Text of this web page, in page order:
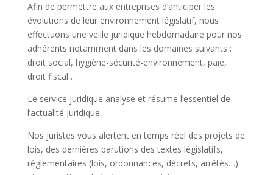
Afin de permettre aux entreprises d’anticiper les
évolutions de leur environnement législatif, nous
effectuons une veille juridique hebdomadaire pour nos
adhérents notamment dans les domaines suivants :
droit social, hygiène-sécurité-environnement, paie,
droit fiscal…
Le service juridique analyse et résume l’essentiel de
l’actualité juridique.
Nos juristes vous alertent en temps réel des projets de
lois, des dernières parutions des textes législatifs,
réglementaires (lois, ordonnances, décrets, arrêtés…)